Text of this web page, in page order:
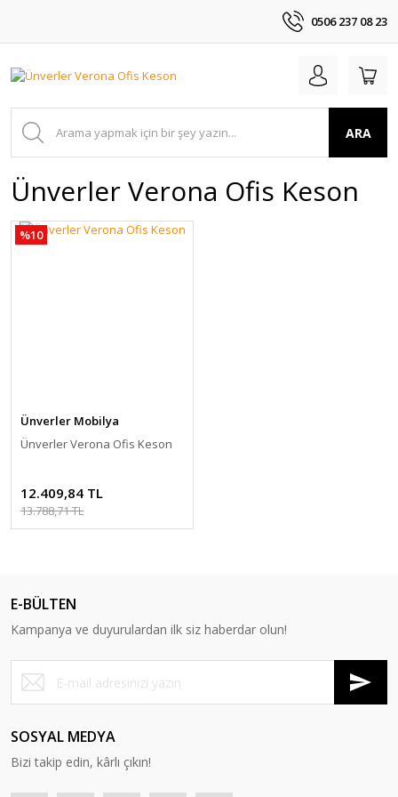
0506 237 08 23
ARA
Ünverler Verona Ofis Keson
%10
Ünverler Mobilya
Ünverler Verona Ofis Keson
12.409,84 TL
13.788,71 TL
E-BÜLTEN
Kampanya ve duyurulardan ilk siz haberdar olun!
SOSYAL MEDYA
Bizi takip edin, kârlı çıkın!